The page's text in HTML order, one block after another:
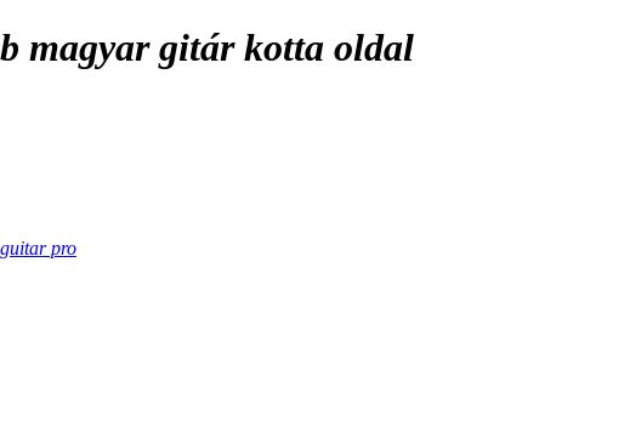
magyar gitár kotta oldal
guitar pro